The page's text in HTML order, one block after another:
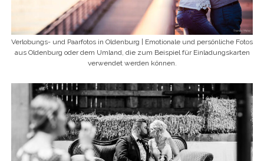
Verlobungs- und Paarfotos in Oldenburg | Emotionale und persönliche Fotos
aus Oldenburg oder dem Umland, die zum Beispiel für Einladungskarten
verwendet werden können.